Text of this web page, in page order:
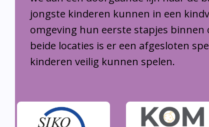
jongste kinderen kunnen in een
omgeving hun eerste stapjes binnen
beide locaties is er een afgesloten
kinderen veilig kunnen spelen.